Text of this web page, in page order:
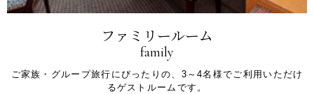
ファミリールーム
family
ご家族・グループ旅行にぴったりの、3～4名様でご利用いただけ
るゲストルームです。